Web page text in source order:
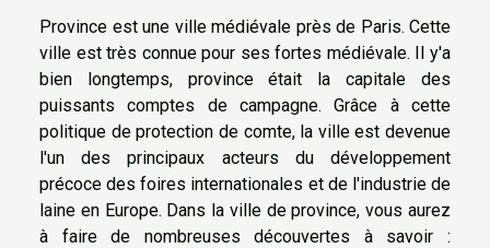
Province est une ville médiévale près de Paris. Cette
ville est très connue pour ses fortes médiévale. Il y'a
bien longtemps, province était la capitale des
puissants comptes de campagne. Grâce à cette
politique de protection de comte, la ville est devenue
l'un des principaux acteurs du développement
précoce des foires internationales et de l'industrie de
laine en Europe. Dans la ville de province, vous aurez
à faire de nombreuses découvertes à savoir :